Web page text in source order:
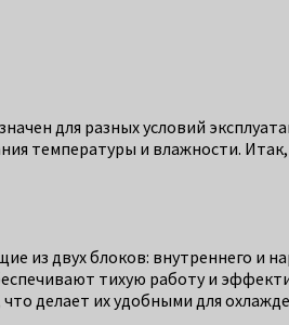
для разных условий
температуры и влажности.
из двух блоков: внутреннего и
тихую работу и
делает их удобными для